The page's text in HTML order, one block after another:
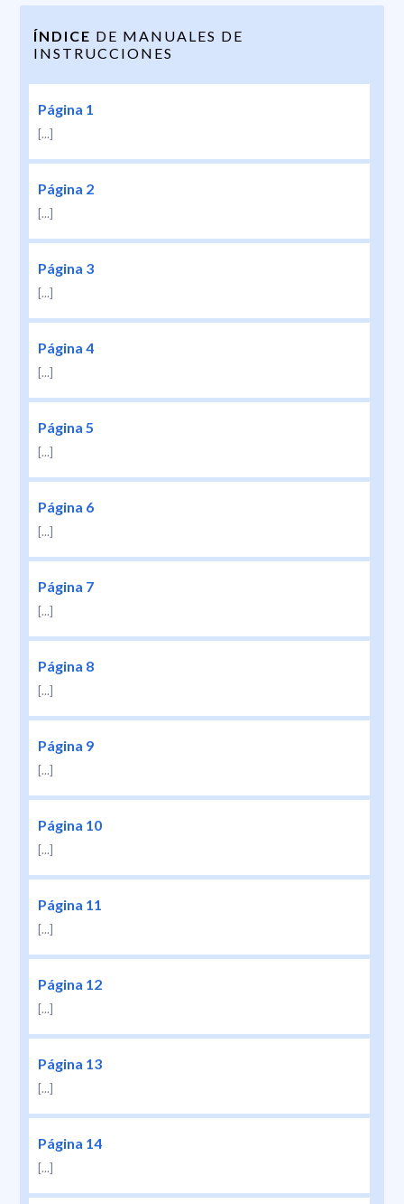
ÍNDICE DE MANUALES DE
INSTRUCCIONES
Página 1
[...]
Página 2
[...]
Página 3
[...]
Página 4
[...]
Página 5
[...]
Página 6
[...]
Página 7
[...]
Página 8
[...]
Página 9
[...]
Página 10
[...]
Página 11
[...]
Página 12
[...]
Página 13
[...]
Página 14
[...]